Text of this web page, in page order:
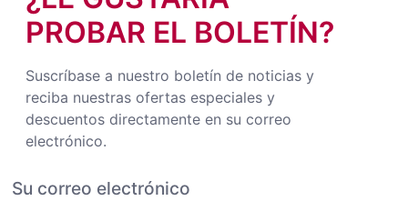
PROBAR EL BOLETÍN?
Suscríbase a nuestro boletín de noticias y
reciba nuestras ofertas especiales y
descuentos directamente en su correo
electrónico.